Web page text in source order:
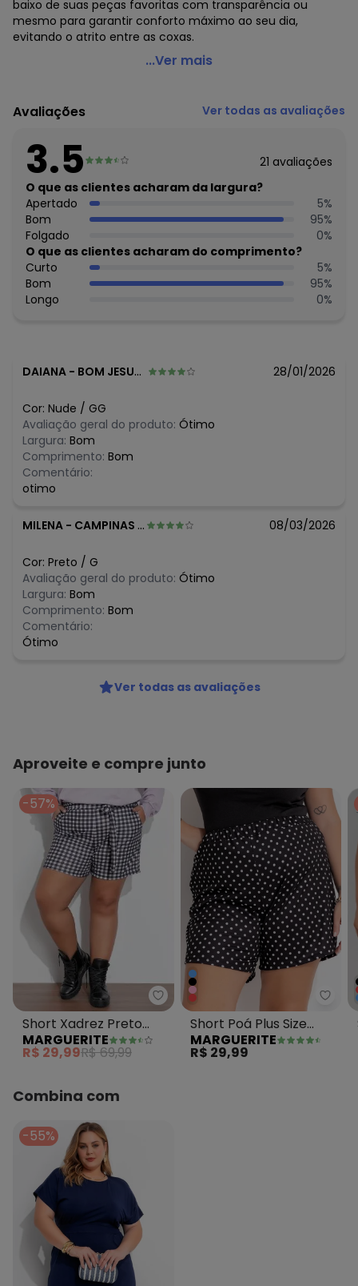
baixo de suas peças favoritas com transparência ou
mesmo para garantir conforto máximo ao seu dia,
evitando o atrito entre as coxas.
Marguerite - Short Anágua Preto em Malha Fria
Modelagem: Justa
Complemento: Elástico na cintura;
Comprimento: Curto
Material: Malha Fria
Estação: Ano Inteiro
Situação de Uso: Casual
Composição Material: 90% Poliéster, 10% Elastano
Histórico de preços
O preço apresentado abaixo é o menor oferecido em
algum dia do mês, para o menor tamanho disponível.
agosto/2026
N/D*
abril/2026 N/D*
fevereiro/2026
...Ver mais
Avaliações Ver todas as avaliações
3.5 21 avaliações
O que as clientes acharam da largura?
Apertado
5%
Bom
95%
Folgado
0%
O que as clientes acharam do comprimento?
Curto
5%
Bom
95%
Longo
0%
DAIANA - BOM JESUS - GO 28/01/2026
Cor: Nude / GG
Avaliação geral do produto: Ótimo
Largura: Bom
Comprimento: Bom
Comentário:
otimo
MILENA - CAMPINAS - SP 08/03/2026
Cor: Preto / G
Avaliação geral do produto: Ótimo
Largura: Bom
Comprimento: Bom
Comentário:
Ótimo
Ver todas as avaliações
Aproveite e compre junto
-57%
Marguerite - Short Xadrez
Short Xadrez Preto
com Bolsos e Faixa Plus
Size
MARGUERITE
R$ 29,99R$ 69,99
Short Poá Plus Size
com Bolsos
Decorativos
MARGUERITE
R$ 29,99
Combina com
-55%